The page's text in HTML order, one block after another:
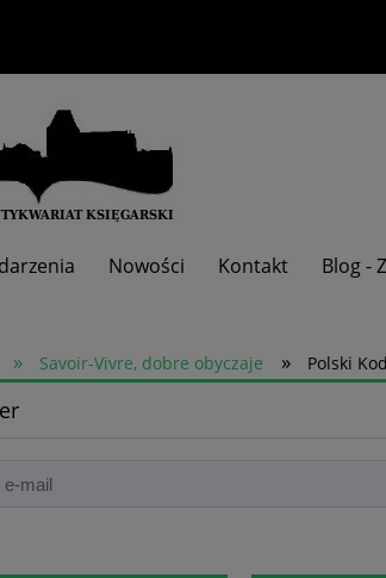
Nowości Kontakt Blog -
» Savoir-Vivre, dobre obyczaje » Polski